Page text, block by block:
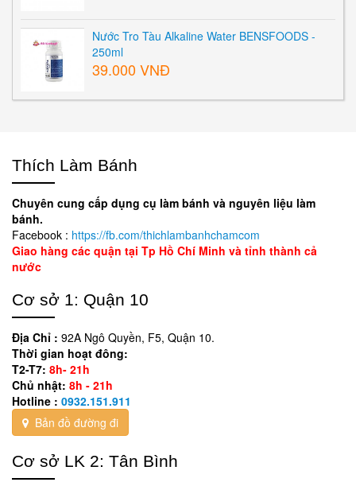
Nước Tro Tàu Alkaline Water BENSFOODS -
250ml
39.000 VNĐ
Thích Làm Bánh
Chuyên cung cấp dụng cụ làm bánh và nguyên liệu làm
bánh.
Facebook : https://fb.com/thichlambanhchamcom
Giao hàng các quận tại Tp Hồ Chí Minh và tỉnh thành cả
nước
Cơ sở 1: Quận 10
Địa Chỉ : 92A Ngô Quyền, F5, Quận 10.
Thời gian hoạt đông:
T2-T7: 8h- 21h
Chủ nhật: 8h - 21h
Hotline : 0932.151.911
Bản đồ đường đi
Cơ sở LK 2: Tân Bình